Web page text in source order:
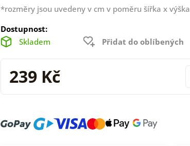
*rozměry jsou uvedeny v cm v poměru šířka x výška
Dostupnost:
Skladem
Přidat do oblíbených
239 Kč